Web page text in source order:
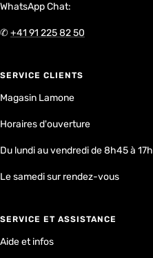
WhatsApp Chat:
✆+41 91 225 82 50
SERVICE CLIENTS
Magasin Lamone
Horaires d'ouverture
Du lundi au vendredi de 8h45 à 17h
Le samedi sur rendez-vous
SERVICE ET ASSISTANCE
Aide et infos